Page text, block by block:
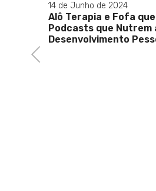
Previous
14 de Junho de 2024
Alô Terapia e Fofa
Podcasts que Nutrem
Desenvolvimento